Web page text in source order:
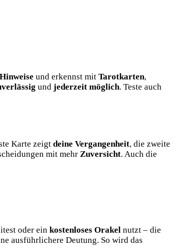
Hinweise und erkennst mit Tarotkarten,
und jederzeit möglich. Teste auch
Karte zeigt deine Vergangenheit, die zweite
mit mehr Zuversicht. Auch die
oder ein kostenloses Orakel nutzt – die
ausführlichere Deutung. So wird das